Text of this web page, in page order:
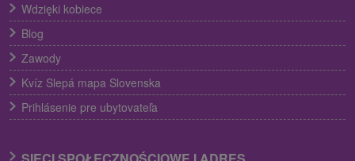
Wdzięki kobiece
Blog
Zawody
Kvíz Slepá mapa Slovenska
Prihlásenie pre ubytovateľa